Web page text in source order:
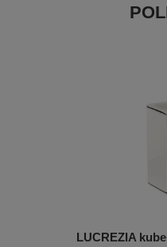
LUCREZIA